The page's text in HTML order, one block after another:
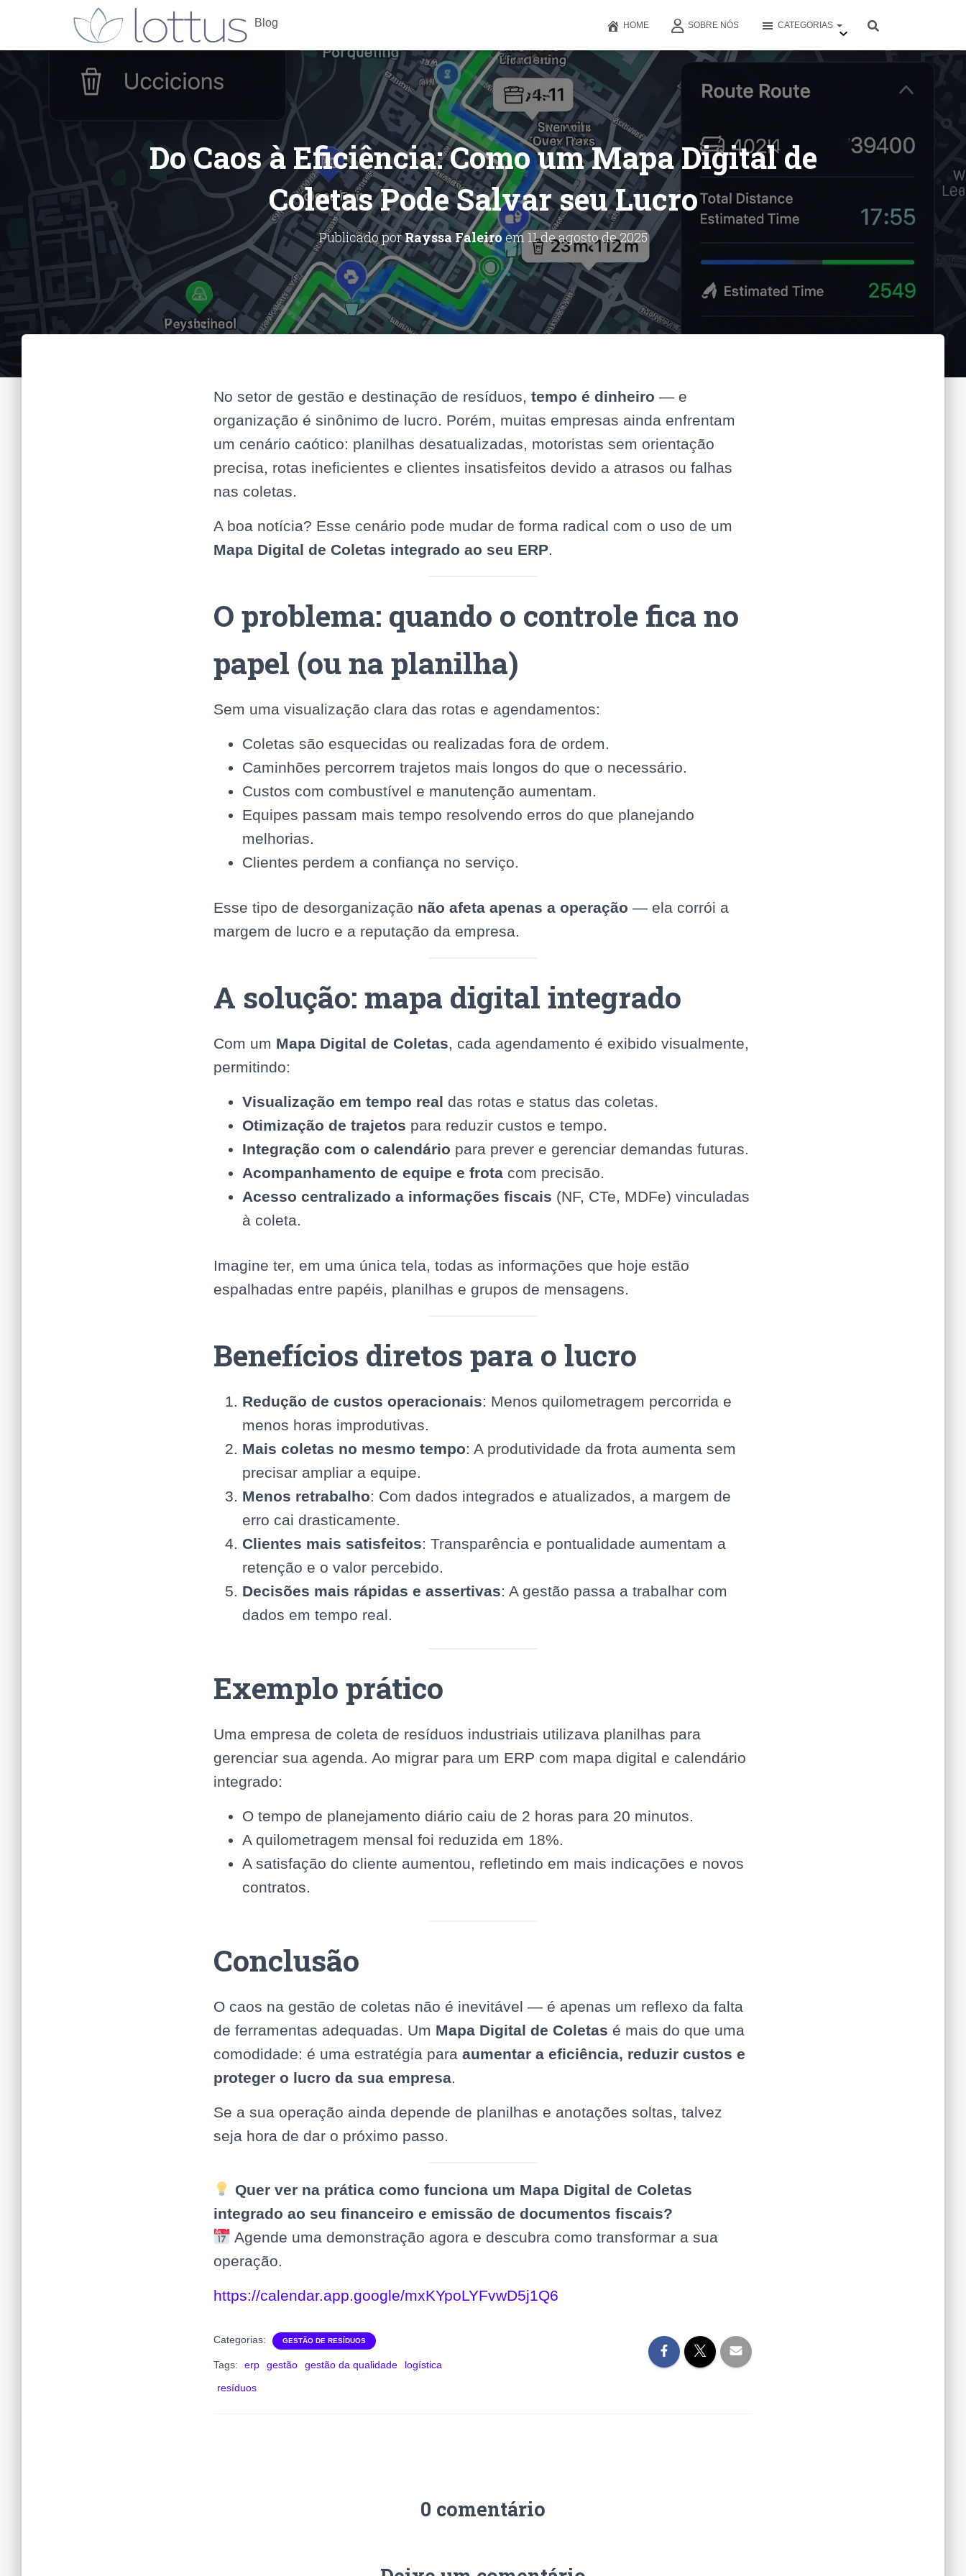
Blog HOME SOBRE NÓS CATEGORIAS
Do Caos à Eficiência: Como um Mapa Digital de
Coletas Pode Salvar seu Lucro
Publicado porRayssa Faleiroem11 de agosto de 2025
No setor de gestão e destinação de resíduos, tempo é dinheiro — e
organização é sinônimo de lucro. Porém, muitas empresas ainda enfrentam
um cenário caótico: planilhas desatualizadas, motoristas sem orientação
precisa, rotas ineficientes e clientes insatisfeitos devido a atrasos ou falhas
nas coletas.
A boa notícia? Esse cenário pode mudar de forma radical com o uso de um
Mapa Digital de Coletas integrado ao seu ERP.
O problema: quando o controle fica no
papel (ou na planilha)
Sem uma visualização clara das rotas e agendamentos:
Coletas são esquecidas ou realizadas fora de ordem.
Caminhões percorrem trajetos mais longos do que o necessário.
Custos com combustível e manutenção aumentam.
Equipes passam mais tempo resolvendo erros do que planejando
melhorias.
Clientes perdem a confiança no serviço.
Esse tipo de desorganização não afeta apenas a operação — ela corrói a
margem de lucro e a reputação da empresa.
A solução: mapa digital integrado
Com um Mapa Digital de Coletas, cada agendamento é exibido visualmente,
permitindo:
Visualização em tempo real das rotas e status das coletas.
Otimização de trajetos para reduzir custos e tempo.
Integração com o calendário para prever e gerenciar demandas futuras.
Acompanhamento de equipe e frota com precisão.
Acesso centralizado a informações fiscais (NF, CTe, MDFe) vinculadas
à coleta.
Imagine ter, em uma única tela, todas as informações que hoje estão
espalhadas entre papéis, planilhas e grupos de mensagens.
Benefícios diretos para o lucro
Redução de custos operacionais: Menos quilometragem percorrida e
menos horas improdutivas.
Mais coletas no mesmo tempo: A produtividade da frota aumenta sem
precisar ampliar a equipe.
Menos retrabalho: Com dados integrados e atualizados, a margem de
erro cai drasticamente.
Clientes mais satisfeitos: Transparência e pontualidade aumentam a
retenção e o valor percebido.
Decisões mais rápidas e assertivas: A gestão passa a trabalhar com
dados em tempo real.
Exemplo prático
Uma empresa de coleta de resíduos industriais utilizava planilhas para
gerenciar sua agenda. Ao migrar para um ERP com mapa digital e calendário
integrado:
O tempo de planejamento diário caiu de 2 horas para 20 minutos.
A quilometragem mensal foi reduzida em 18%.
A satisfação do cliente aumentou, refletindo em mais indicações e novos
contratos.
Conclusão
O caos na gestão de coletas não é inevitável — é apenas um reflexo da falta
de ferramentas adequadas. Um Mapa Digital de Coletas é mais do que uma
comodidade: é uma estratégia para aumentar a eficiência, reduzir custos e
proteger o lucro da sua empresa.
Se a sua operação ainda depende de planilhas e anotações soltas, talvez
seja hora de dar o próximo passo.
Quer ver na prática como funciona um Mapa Digital de Coletas
integrado ao seu financeiro e emissão de documentos fiscais?
Agende uma demonstração agora e descubra como transformar a sua
operação.
https://calendar.app.google/mxKYpoLYFvwD5j1Q6
Categorias: GESTÃO DE RESÍDUOS
Tags: erp gestão gestão da qualidade
logística
resíduos
0 comentário